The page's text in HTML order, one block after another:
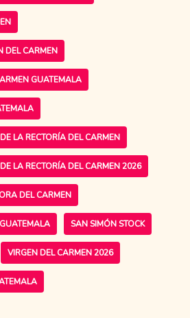
DEL CARMEN
GUATEMALA
LA RECTORÍA DEL CARMEN
LA RECTORÍA DEL CARMEN 2026
DEL CARMEN
SAN SIMÓN STOCK
VIRGEN DEL CARMEN 2026